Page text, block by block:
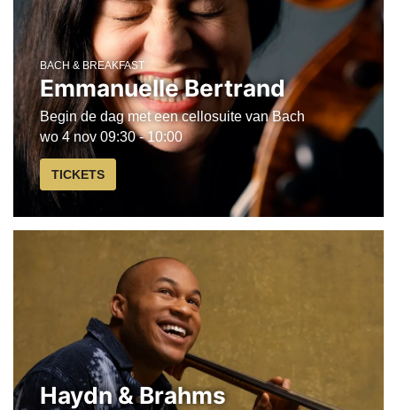
Emmanuelle Bertrand
Begin de dag met een cellosuite van Bach
BACH & BREAKFAST
wo 4 nov 09:30 - 10:00
TICKETS
Haydn & Brahms